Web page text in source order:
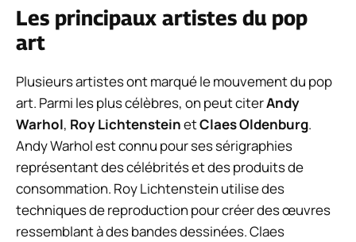
Les principaux artistes du pop
art
Plusieurs artistes ont marqué le mouvement du pop
art. Parmi les plus célèbres, on peut citerAndy
Warhol, Roy LichtensteinetClaes Oldenburg.
Andy Warhol est connu pour ses sérigraphies
représentant des célébrités et des produits de
consommation. Roy Lichtenstein utilise des
techniques de reproduction pour créer des œuvres
ressemblant à des bandes dessinées. Claes